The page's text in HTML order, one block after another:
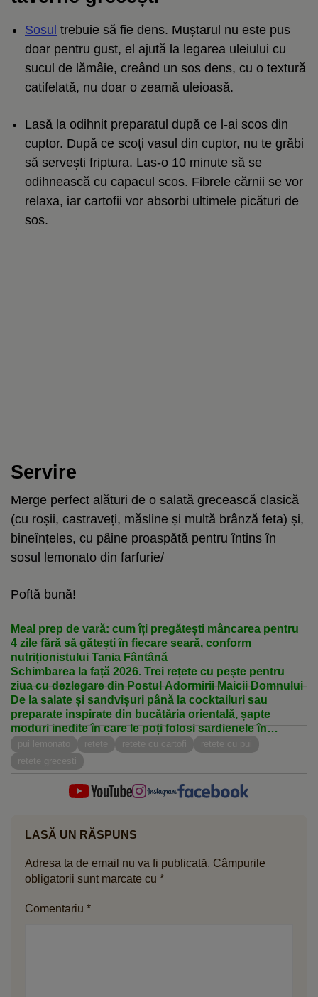
Sosul trebuie să fie dens. Muștarul nu este pus
doar pentru gust, el ajută la legarea uleiului cu
sucul de lămâie, creând un sos dens, cu o textură
catifelată, nu doar o zeamă uleioasă.
Lasă la odihnit preparatul după ce l-ai scos din
cuptor. După ce scoți vasul din cuptor, nu te grăbi
să servești friptura. Las-o 10 minute să se
odihnească cu capacul scos. Fibrele cărnii se vor
relaxa, iar cartofii vor absorbi ultimele picături de
sos.
Servire
Merge perfect alături de o salată grecească clasică
(cu roșii, castraveți, măsline și multă brânză feta) și,
bineînțeles, cu pâine proaspătă pentru întins în
sosul lemonato din farfurie/
Poftă bună!
Meal prep de vară: cum îți pregătești mâncarea pentru
4 zile fără să gătești în fiecare seară, conform
nutriționistului Tania Fântână
Schimbarea la față 2026. Trei rețete cu pește pentru
ziua cu dezlegare din Postul Adormirii Maicii Domnului
De la salate și sandvișuri până la cocktailuri sau
preparate inspirate din bucătăria orientală, șapte
moduri inedite în care le poți folosi sardienele în
conservă în bucătărie
pui lemonato retete retete cu cartofi
retete cu pui
retete grecesti
LASĂ UN RĂSPUNS
Adresa ta de email nu va fi publicată. Câmpurile
obligatorii sunt marcate cu *
Comentariu *